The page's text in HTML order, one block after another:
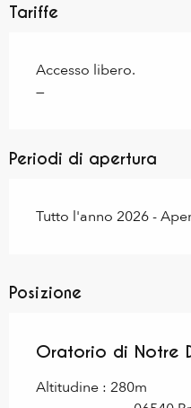
Tariffe
Accesso libero.
—
Periodi di apertura
Tutto l'anno 2026 -
Posizione
Oratorio di Notre
Altitudine : 280m